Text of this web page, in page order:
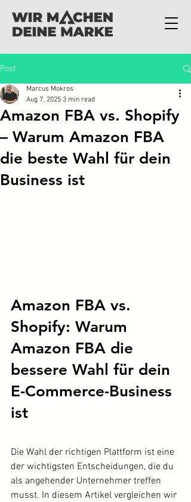
Post
Amazon FBA vs. Shopify
– Warum Amazon FBA
die beste Wahl für dein
Business ist
Marcus Mokros
Aug 7, 2025 3 min read
Amazon FBA vs.
Shopify: Warum
Amazon FBA die
bessere Wahl für dein
E-Commerce-Business
ist
Die Wahl der richtigen Plattform ist eine
der wichtigsten Entscheidungen, die du
als angehender Unternehmer treffen
musst. In diesem Artikel vergleichen wir